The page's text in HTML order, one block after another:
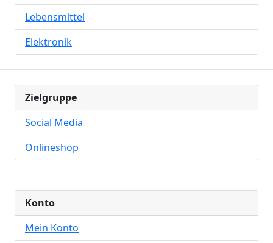
Lebensmittel
Elektronik
Zielgruppe
Social Media
Onlineshop
Konto
Mein Konto